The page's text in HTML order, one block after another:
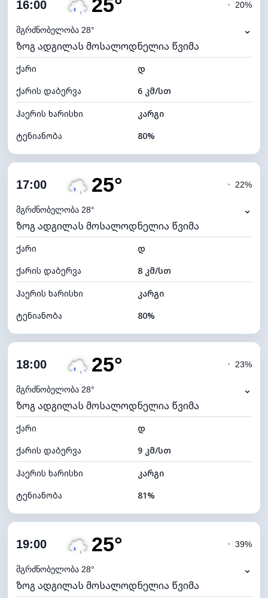
ნამის წერტილი
ხილვადობა
9 კმ
განათების ინდექსი 4 (მკრთალი)
ღრუბლის სიმაღლე 6000 მ
16:00 25°
მგრძნობელობა 28°
◔ 20%
⌄
ზოგ ადგილას მოსალოდნელია წვიმა
ქარი
დ
ქარის დაბერვა
6 კმ/სთ
ჰაერის ხარისხი
კარგი
ტენიანობა
80%
ღრუბლიანობა
ნამის წერტილი
ხილვადობა
10 კმ
განათების ინდექსი 4 (მკრთალი)
ღრუბლის სიმაღლე 5440 მ
17:00 25°
მგრძნობელობა 28°
◔ 22%
⌄
ზოგ ადგილას მოსალოდნელია წვიმა
ქარი
დ
ქარის დაბერვა
8 კმ/სთ
ჰაერის ხარისხი
კარგი
ტენიანობა
80%
ღრუბლიანობა
ნამის წერტილი
ხილვადობა
10 კმ
განათების ინდექსი 4 (მკრთალი)
ღრუბლის სიმაღლე 6400 მ
18:00 25°
მგრძნობელობა 28°
◔ 23%
⌄
ზოგ ადგილას მოსალოდნელია წვიმა
ქარი
დ
ქარის დაბერვა
9 კმ/სთ
ჰაერის ხარისხი
კარგი
ტენიანობა
81%
ღრუბლიანობა
ნამის წერტილი
ხილვადობა
10 კმ
19:00 25°
მგრძნობელობა 28°
◔ 39%
⌄
ზოგ ადგილას მოსალოდნელია წვიმა